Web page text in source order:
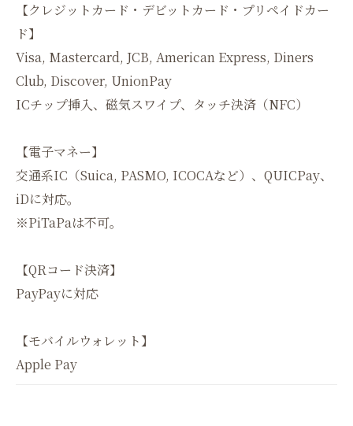
【クレジットカード・デビットカード・プリペイドカー
ド】
Visa, Mastercard, JCB, American Express, Diners
Club, Discover, UnionPay
ICチップ挿入、磁気スワイプ、タッチ決済（NFC）
【電子マネー】
交通系IC（Suica, PASMO, ICOCAなど）、QUICPay、
iDに対応。
※PiTaPaは不可。
【QRコード決済】
PayPayに対応
【モバイルウォレット】
Apple Pay